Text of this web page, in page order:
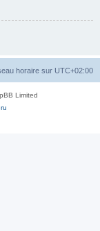
horaire sur UTC+02:00
Limited